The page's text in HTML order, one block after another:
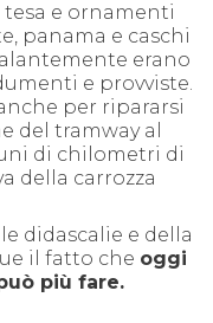
e ornamenti
panama e caschi
erano
e provviste.
per ripararsi
del tramway al
di chilometri di
della carrozza
didascalie e della
il fatto che oggi
più fare.